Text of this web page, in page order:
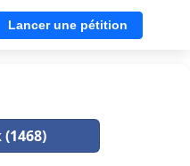
Lancer une pétition